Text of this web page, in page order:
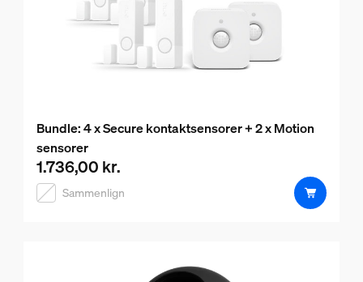
Bundle: 4 x Secure kontaktsensorer + 2 x Motion
sensorer
Nuværende pris er 1.736,00 kr.
1.736,00 kr.
Sammenlign